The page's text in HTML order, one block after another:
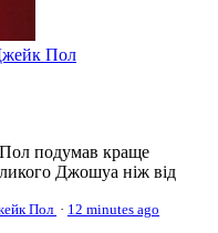
Пол
подумав краще
Джошуа ніж від
Пол · 12 minutes ago